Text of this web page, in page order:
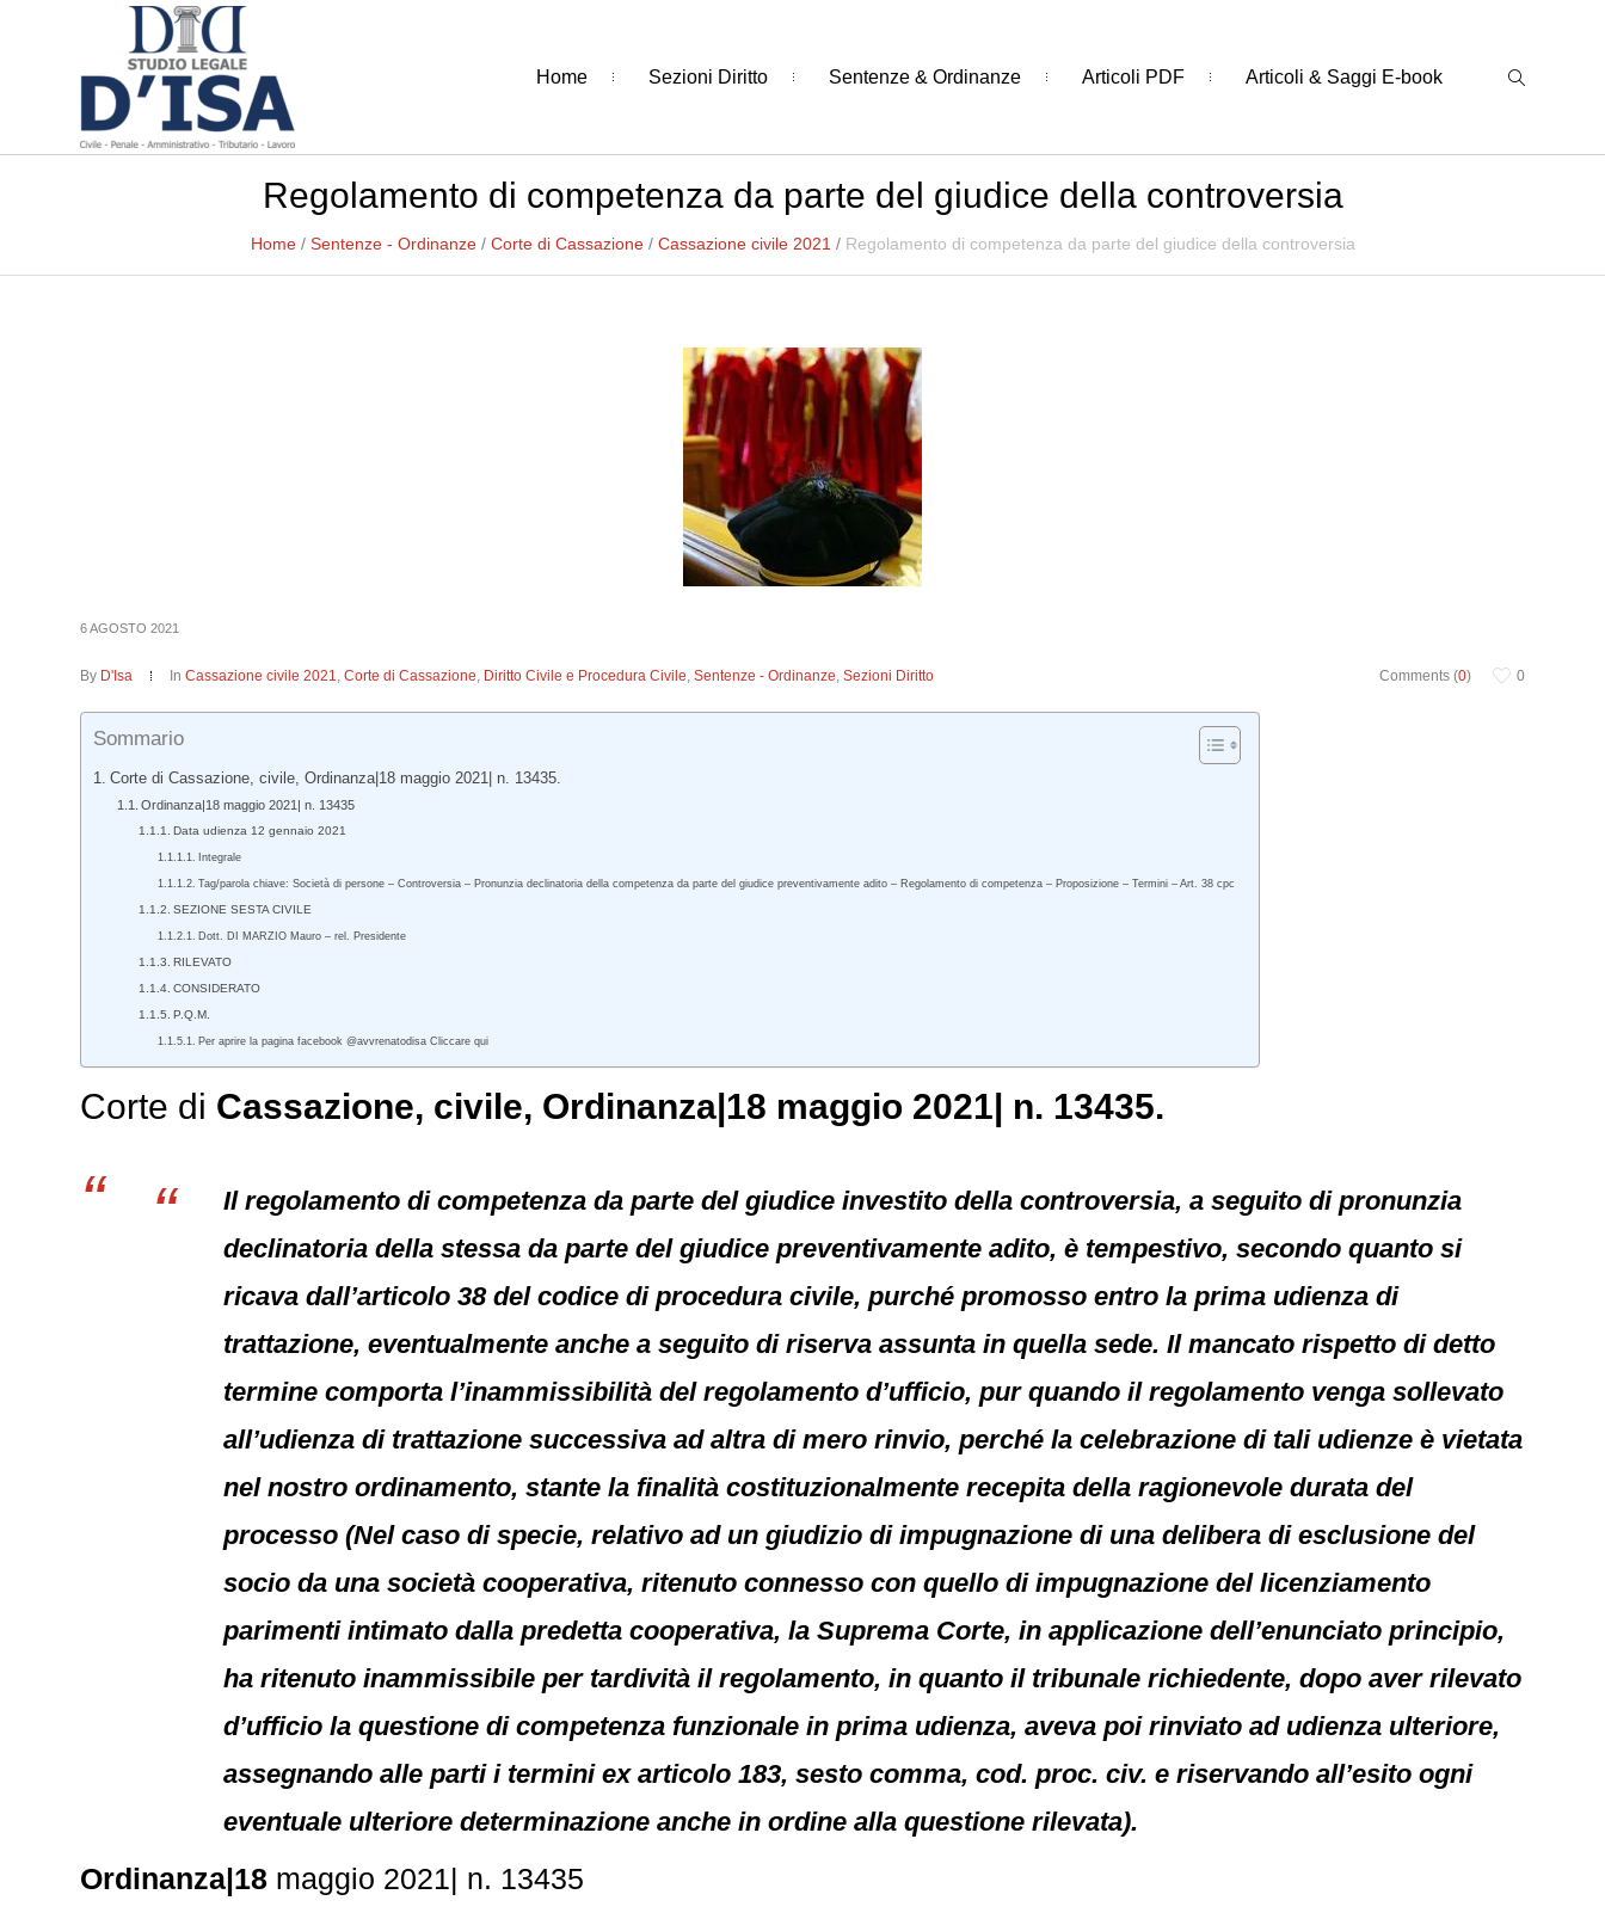
Home Sezioni Diritto Sentenze & Ordinanze Articoli PDF Articoli & Saggi E-book
Regolamento di competenza da parte del giudice della controversia
Home / Sentenze - Ordinanze / Corte di Cassazione / Cassazione civile 2021 / Regolamento di competenza da parte del giudice della controversia
6 AGOSTO 2021
Comments (0) 0
By D'Isa InCassazione civile 2021,Corte di Cassazione, Diritto Civile e Procedura Civile,Sentenze - Ordinanze,Sezioni Diritto
Sommario
Corte di Cassazione, civile, Ordinanza|18 maggio 2021| n. 13435.
Ordinanza|18 maggio 2021| n. 13435
Data udienza 12 gennaio 2021
Integrale
Tag/parola chiave: Società di persone – Controversia – Pronunzia declinatoria della competenza da parte del giudice preventivamente adito – Regolamento di competenza – Proposizione – Termini – Art. 38 cpc
SEZIONE SESTA CIVILE
Dott. DI MARZIO Mauro – rel. Presidente
RILEVATO
CONSIDERATO
P.Q.M.
Per aprire la pagina facebook @avvrenatodisa Cliccare qui
Corte di Cassazione, civile, Ordinanza|18 maggio 2021| n. 13435.
Il regolamento di competenza da parte del giudice investito della controversia, a seguito di pronunzia
declinatoria della stessa da parte del giudice preventivamente adito, è tempestivo, secondo quanto si
ricava dall’articolo 38 del codice di procedura civile, purché promosso entro la prima udienza di
trattazione, eventualmente anche a seguito di riserva assunta in quella sede. Il mancato rispetto di detto
termine comporta l’inammissibilità del regolamento d’ufficio, pur quando il regolamento venga sollevato
all’udienza di trattazione successiva ad altra di mero rinvio, perché la celebrazione di tali udienze è vietata
nel nostro ordinamento, stante la finalità costituzionalmente recepita della ragionevole durata del
processo (Nel caso di specie, relativo ad un giudizio di impugnazione di una delibera di esclusione del
socio da una società cooperativa, ritenuto connesso con quello di impugnazione del licenziamento
parimenti intimato dalla predetta cooperativa, la Suprema Corte, in applicazione dell’enunciato principio,
ha ritenuto inammissibile per tardività il regolamento, in quanto il tribunale richiedente, dopo aver rilevato
d’ufficio la questione di competenza funzionale in prima udienza, aveva poi rinviato ad udienza ulteriore,
assegnando alle parti i termini ex articolo 183, sesto comma, cod. proc. civ. e riservando all’esito ogni
eventuale ulteriore determinazione anche in ordine alla questione rilevata).
Ordinanza|18 maggio 2021| n. 13435